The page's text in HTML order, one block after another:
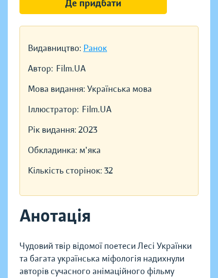
Видавництво: Ранок
Автор: Film.UA
Мова видання: Українська мова
Іллюстратор: Film.UA
Рік видання: 2023
Обкладинка: м'яка
Кількість сторінок: 32
Анотація
Чудовий твір відомої поетеси Лесі Українки
та багата українська міфологія надихнули
авторів сучасного анімаційного фільму
Де придбати